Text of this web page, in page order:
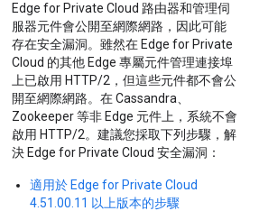
Edge for Private Cloud 路由器和管理伺
服器元件會公開至網際網路，因此可能
存在安全漏洞。雖然在 Edge for Private
Cloud 的其他 Edge 專屬元件管理連接埠
上已啟用 HTTP/2，但這些元件都不會公
開至網際網路。在 Cassandra、
Zookeeper 等非 Edge 元件上，系統不會
啟用 HTTP/2。建議您採取下列步驟，解
決 Edge for Private Cloud 安全漏洞：
適用於 Edge for Private Cloud
4.51.00.11 以上版本的步驟